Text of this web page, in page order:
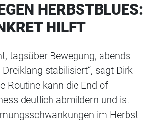
HERBSTBLUES:
HILFT
tagsüber Bewegung, abends
stabilisiert“, sagt Dirk
Routine kann die End of
deutlich abmildern und ist
im Herbst